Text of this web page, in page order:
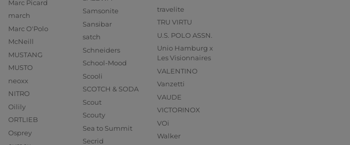
Marc Picard
march
Marc O'Polo
McNeill
MUSTANG
MUSTO
neoxx
NITRO
Oilily
ORTLIEB
Osprey
Samsonite
Sansibar
satch
Schneiders
School-Mood
Scooli
SCOTCH & SODA
Scout
Scouty
Sea to Summit
Secrid
travelite
TRU VIRTU
U.S. POLO ASSN.
Unio Hamburg x
Les Visionnaires
VALENTINO
Vanzetti
VAUDE
VICTORINOX
VOi
Walker